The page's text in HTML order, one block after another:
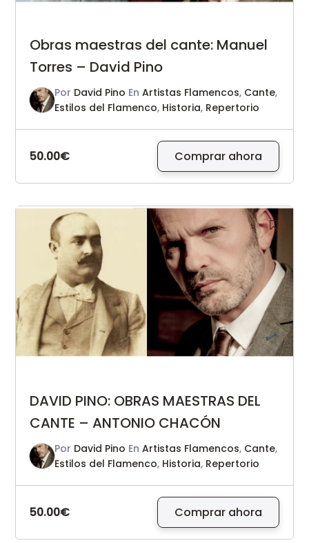
Obras maestras del cante: Manuel
Torres – David Pino
Por David Pino En Artistas Flamencos, Cante,
Estilos del Flamenco, Historia, Repertorio
50.00€ Comprar ahora
DAVID PINO: OBRAS MAESTRAS DEL
CANTE – ANTONIO CHACÓN
Por David Pino En Artistas Flamencos, Cante,
Estilos del Flamenco, Historia, Repertorio
50.00€ Comprar ahora